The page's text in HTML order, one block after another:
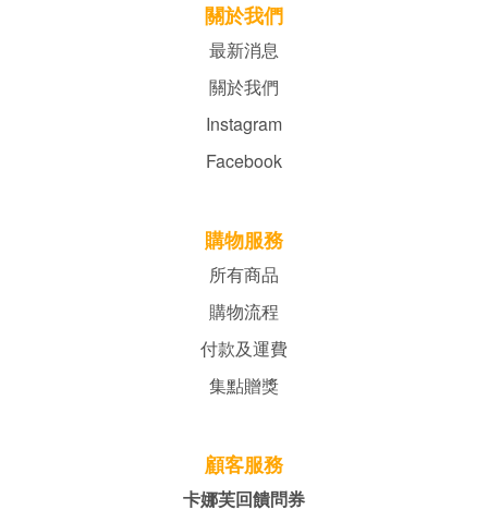
關於我們
最新消息
關於我們
Instagram
Facebook
購物服務
所有商品
購物流程
付款及運費
集點贈獎
顧客服務
卡娜芙回饋問券